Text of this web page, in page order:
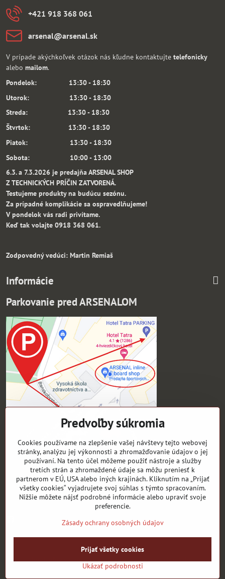
+421 918 368 061
arsenal​@arsenal​.sk
V prípade akýchkoľvek otázok nás kľudne kontaktujte telefonicky
alebo mailom.
Pondelok: 13:30 - 18:30
Utorok: 13:30 - 18:30
Streda: 13:30 - 18:30
Štvrtok: 13:30 - 18:30
Piatok: 13:30 - 18:30
Sobota: 10:00 - 13:00
6.3. a 7.3.2026 je predajňa ARSENAL SHOP
Z TECHNICKÝCH PRÍČIN ZATVORENÁ.
Testujeme produkty na budúcu sezónu.
Za prípadné komplikácie sa ospravedlňujeme!
V pondelok vás radi privítame.
Keď tak volajte 0918 368 061.
Zodpovedný vedúci: Martin Remiaš
Informácie
Parkovanie pred ARSENALOM
Pre zákazníkov
Sledujte naše novinky ako prví:
instagram
©2026Copyright
Predvoľby súkromiaZásady ochrany osobných údajov
Vytvorené pomocou:BiznisWeb.sk
Predvoľby súkromia
Cookies používame na zlepšenie vašej návštevy tejto webovej
stránky, analýzu jej výkonnosti a zhromažďovanie údajov o jej
používaní. Na tento účel môžeme použiť nástroje a služby
tretích strán a zhromaždené údaje sa môžu preniesť k
partnerom v EÚ, USA alebo iných krajinách. Kliknutím na „Prijať
všetky cookies“ vyjadrujete svoj súhlas s týmto spracovaním.
Nižšie môžete nájsť podrobné informácie alebo upraviť svoje
preferencie.
Zásady ochrany osobných údajov
Ukázať podrobnosti
Prijať všetky cookies